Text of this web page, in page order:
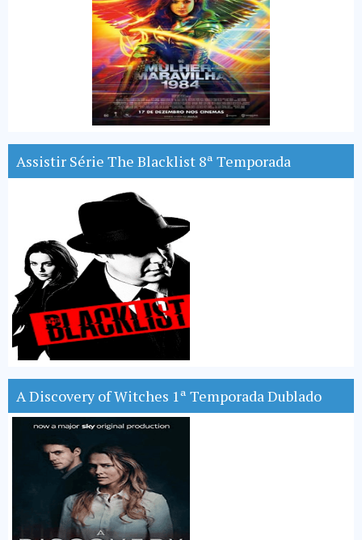
Assistir Série The Blacklist 8ª Temporada
A Discovery of Witches 1ª Temporada Dublado